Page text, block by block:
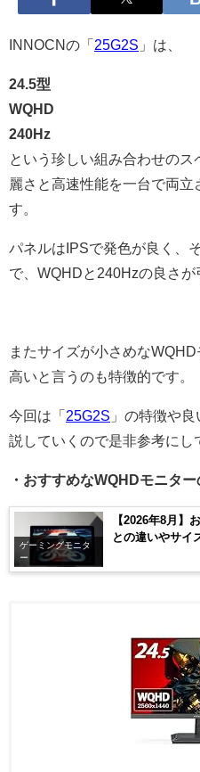
INNOCNの「 25G2S 」は、
24.5型
WQHD
240Hz
という珍しい組み合わせの
麗さと高速性能を一台で両
す。
パネルはIPSで発色が良く、
で、WQHDと240Hzの良さが
またサイズが小さめな
高いと言うのも特徴的です。
今回は「 25G2S 」の特徴や
説していくので是非参考にし
・おすすめなWQHDモニタ
ゲーミングモニタ
ー
【2026年8月】
との違いやサイ